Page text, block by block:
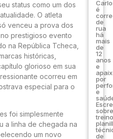
status como um dos
O atleta
venceu a prova dos
prestigioso evento
na República Tcheca,
históricas,
glorioso em sua
ocorreu em
especial para o
foi simplesmente
a linha de chegada na
um novo
é
de
rua
há
mais
de
12
anos
e
por
e
sobre
de